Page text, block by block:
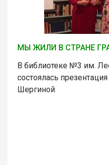
МЫ ЖИЛИ В СТРАНЕ
В библиотеке №3 им.
состоялась
Шергиной